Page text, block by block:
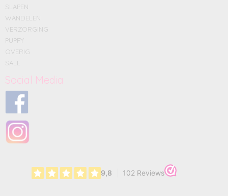
SLAPEN
WANDELEN
VERZORGING
PUPPY
OVERIG
SALE
Social Media